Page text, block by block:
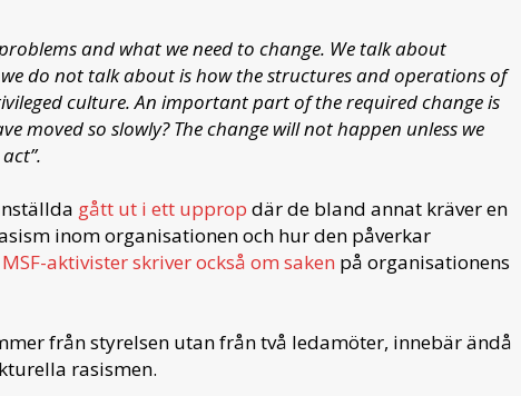
and what we need to change. We talk about
do not talk about is how the structures and operations of
culture. An important part of the required change is
moved so slowly? The change will not happen unless we
gått ut i ett upprop där de bland annat kräver en
inom organisationen och hur den påverkar
aktivister skriver också om saken på organisationens
från styrelsen utan från två ledamöter, innebär ändå
rasismen.